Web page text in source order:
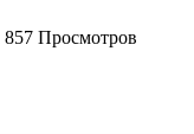
857 Просмотров